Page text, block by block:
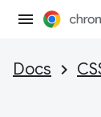
Docs